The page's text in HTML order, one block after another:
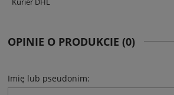
OPINIE O PRODUKCIE (0)
Imię lub pseudonim: